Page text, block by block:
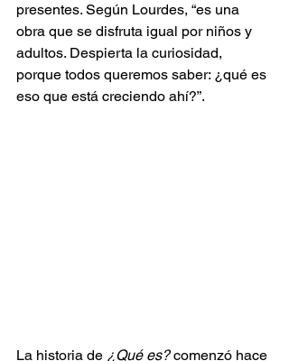
presentes. Según Lourdes, “es una
obra que se disfruta igual por niños y
adultos. Despierta la curiosidad,
porque todos queremos saber: ¿qué es
eso que está creciendo ahí?”.
La historia de ¿Qué es? comenzó hace